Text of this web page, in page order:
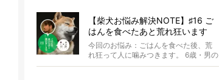
【柴犬お悩み解決NOTE】♯16 ご
はんを食べたあと荒れ狂います
【ドッグトレーナー・小野洋平が
ズバリ回答】
今回のお悩み：ごはんを食べた後、荒
れ狂って人に噛みつきます。 6歳・男の
コ ごはんを食べた後、犬が変わった様